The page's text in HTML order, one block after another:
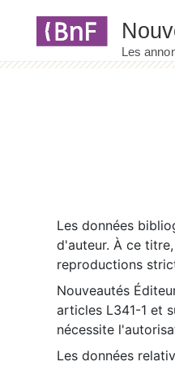
Les données
d'auteur. À ce
reproductions
Nouveautés
articles L341-1 et
nécessite
Les données